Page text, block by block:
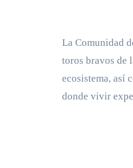
La Comunidad
toros bravos de
ecosistema, así
donde vivir